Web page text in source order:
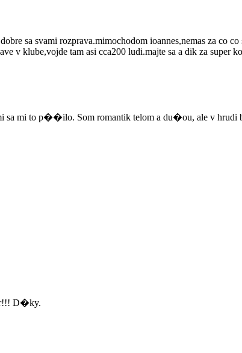
sa svami rozprava.mimochodom ioannes,nemas za co
v klube,vojde tam asi cca200 ludi.majte sa a dik za super
to p��ilo. Som romantik telom a du�ou, ale v hrudi
D�ky.